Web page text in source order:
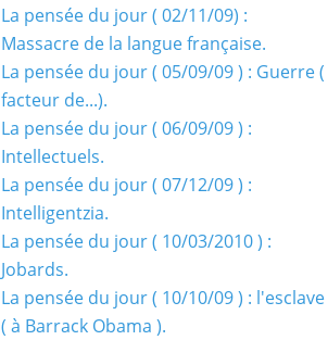
La pensée du jour ( 02/11/09) :
Massacre de la langue française.
La pensée du jour ( 05/09/09 ) : Guerre (
facteur de...).
La pensée du jour ( 06/09/09 ) :
Intellectuels.
La pensée du jour ( 07/12/09 ) :
Intelligentzia.
La pensée du jour ( 10/03/2010 ) :
Jobards.
La pensée du jour ( 10/10/09 ) : l'esclave
( à Barrack Obama ).